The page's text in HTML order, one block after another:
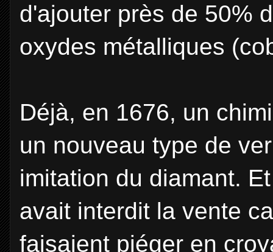
d'ajouter près de 50%
oxydes métalliques
Déjà, en 1676, un
un nouveau type de
imitation du diamant.
avait interdit la vente
faisaient piéger en